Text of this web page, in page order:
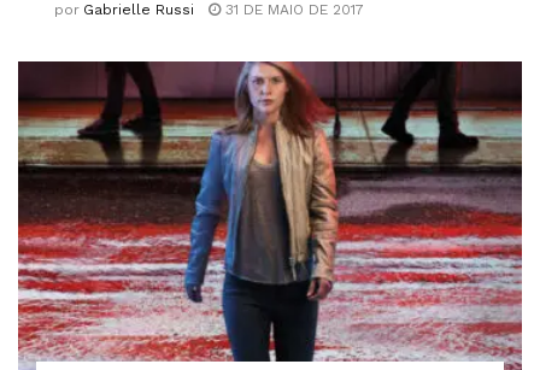
por Gabrielle Russi 31 DE MAIO DE 2017